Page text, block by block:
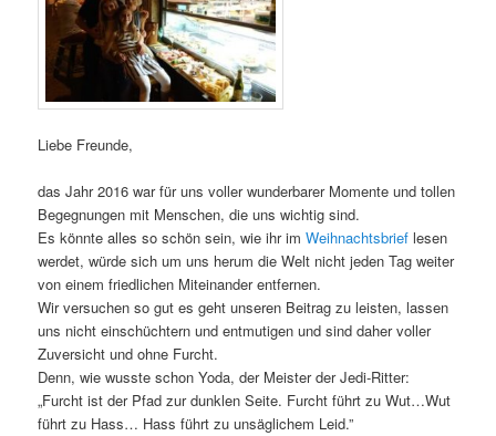
Liebe Freunde,
das Jahr 2016 war für uns voller wunderbarer Momente und tollen
Begegnungen mit Menschen, die uns wichtig sind.
Es könnte alles so schön sein, wie ihr imWeihnachtsbrief lesen
werdet, würde sich um uns herum die Welt nicht jeden Tag weiter
von einem friedlichen Miteinander entfernen.
Wir versuchen so gut es geht unseren Beitrag zu leisten, lassen
uns nicht einschüchtern und entmutigen und sind daher voller
Zuversicht und ohne Furcht.
Denn, wie wusste schon Yoda, der Meister der Jedi-Ritter:
„Furcht ist der Pfad zur dunklen Seite. Furcht führt zu Wut…Wut
führt zu Hass… Hass führt zu unsäglichem Leid.”